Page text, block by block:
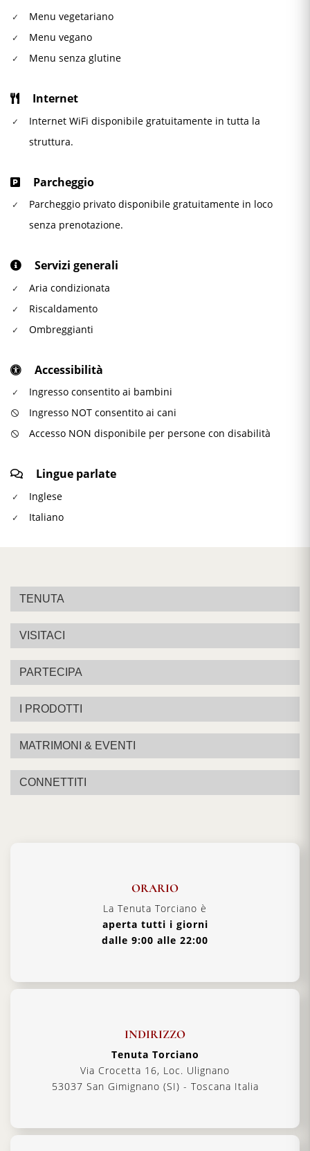
Menu vegetariano
Menu vegano
Menu senza glutine
Internet
Internet WiFi disponibile gratuitamente in tutta la
struttura.
Parcheggio
Parcheggio privato disponibile gratuitamente in loco
senza prenotazione.
Servizi generali
Aria condizionata
Riscaldamento
Ombreggianti
Accessibilità
Ingresso consentito ai bambini
Ingresso NOT consentito ai cani
Accesso NON disponibile per persone con disabilità
Lingue parlate
Inglese
Italiano
TENUTA
VISITACI
PARTECIPA
I PRODOTTI
MATRIMONI & EVENTI
CONNETTITI
ORARIO
La Tenuta Torciano è
aperta tutti i giorni
dalle 9:00 alle 22:00
INDIRIZZO
Tenuta Torciano
Via Crocetta 16, Loc. Ulignano
53037 San Gimignano (SI) - Toscana Italia